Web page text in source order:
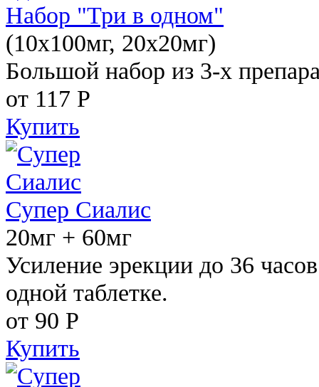
Набор "Три в одном"
(10x100мг, 20x20мг)
Большой набор из 3-х
от 117 Р
Купить
Супер Сиалис
20мг + 60мг
Усиление эрекции до 36
одной таблетке.
от 90 Р
Купить